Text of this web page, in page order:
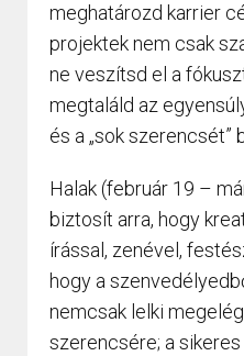
meghatározd karrier
projektek nem csak
ne veszítsd el a
megtaláld az
és a „sok
Halak (február 19 –
biztosít arra, hogy
írással, zenével,
hogy a
nemcsak lelki
szerencsére; a